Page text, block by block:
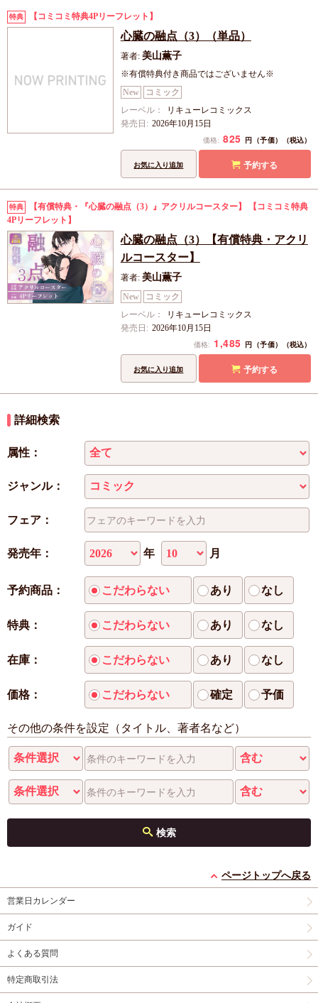
特典 【コミコミ特典4Pリーフレット】
心臓の融点（3）（単品）
著者: 美山薫子
※有償特典付き商品ではございません※
New
コミック
レーベル：
リキューレコミックス
発売日: 2026年10月15日
価格: 825 円（予価） （税込）
予約する
お気に入り追加
特典 【有償特典・『心臓の融点（3）』アクリルコースター】
【コミコミ特典
4Pリーフレット】
心臓の融点（3）【有償特典・アクリ
ルコースター】
著者: 美山薫子
New
コミック
レーベル：
リキューレコミックス
発売日: 2026年10月15日
価格: 1,485 円（予価） （税込）
予約する
お気に入り追加
詳細検索
属性：
ジャンル：
フェア：
発売年： 年 月
予約商品： こだわらない あり なし
特典： こだわらない あり なし
在庫： こだわらない あり なし
価格： こだわらない 確定 予価
その他の条件を設定（タイトル、著者名など）
検索
ページトップへ戻る
営業日カレンダー
ガイド
よくある質問
特定商取引法